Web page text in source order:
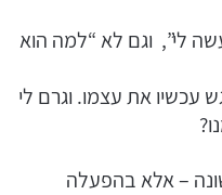
לי”, וגם לא “למה הוא
עכשיו את עצמו. וגרם לי
– אלא בהפעלה